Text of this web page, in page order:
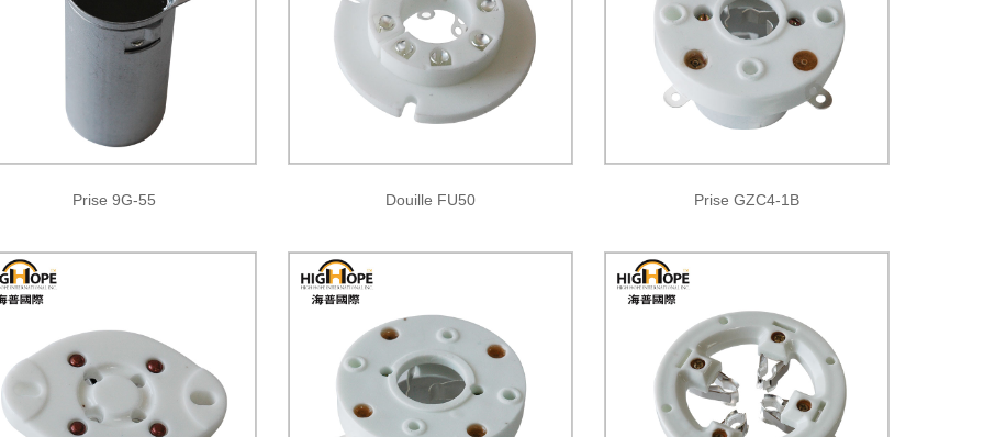
Prise 9G-55 Douille FU50 Prise GZC4-1B